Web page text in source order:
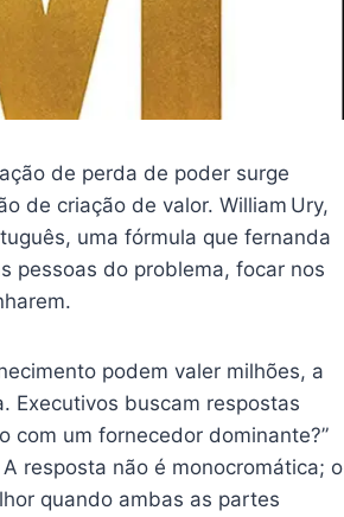
de perda de poder surge
de criação de valor. William Ury,
uma fórmula que fernanda
pessoas do problema, focar nos
podem valer milhões, a
Executivos buscam respostas
com um fornecedor dominante?”
resposta não é monocromática; o
quando ambas as partes